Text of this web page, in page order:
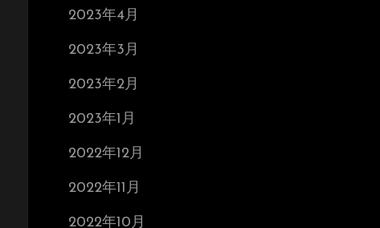
2023年4月
2023年3月
2023年2月
2023年1月
2022年12月
2022年11月
2022年10月